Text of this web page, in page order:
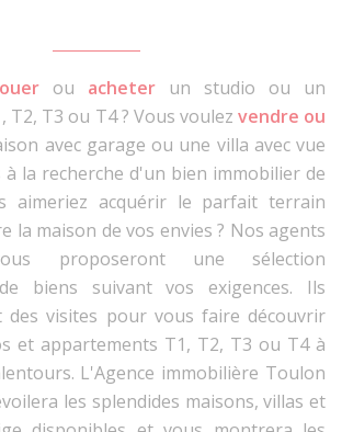
ou acheter un studio ou un
T2, T3 ou T4 ? Vous voulez vendre ou
avec garage ou une villa avec vue
à la recherche d'un bien immobilier de
aimeriez acquérir le parfait terrain
la maison de vos envies ? Nos agents
proposeront une sélection
biens suivant vos exigences. Ils
des visites pour vous faire découvrir
et appartements T1, T2, T3 ou T4 à
L'Agence immobilière Toulon
les splendides maisons, villas et